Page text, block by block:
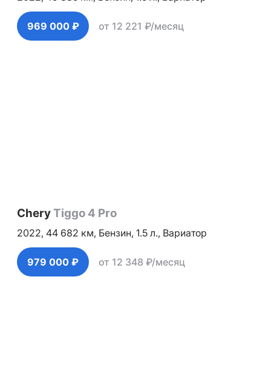
969 000 ₽ от 12 221 ₽/месяц
CheryTiggo 4 Pro
2022, 44 682 км, Бензин, 1.5 л., Вариатор
979 000 ₽ от 12 348 ₽/месяц